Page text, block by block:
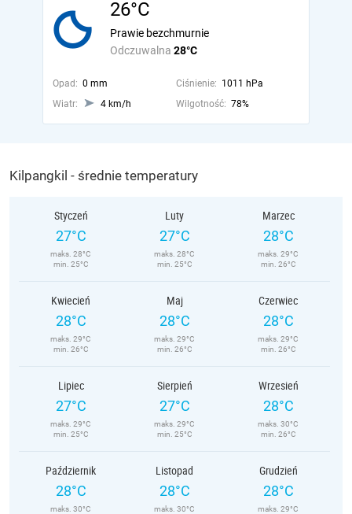
26°C
Odczuwalna 28°C
Prawie bezchmurnie
Opad: 0 mm Ciśnienie: 1011 hPa
Wiatr:
4 km/h Wilgotność: 78%
Kilpangkil - średnie temperatury
Styczeń
27°C
maks. 28°C
min. 25°C
Luty
27°C
maks. 28°C
min. 25°C
Marzec
28°C
maks. 29°C
min. 26°C
Kwiecień
28°C
maks. 29°C
min. 26°C
Maj
28°C
maks. 29°C
min. 26°C
Czerwiec
28°C
maks. 29°C
min. 26°C
Lipiec
27°C
maks. 29°C
min. 25°C
Sierpień
27°C
maks. 29°C
min. 25°C
Wrzesień
28°C
maks. 30°C
min. 26°C
Październik
28°C
maks. 30°C
Listopad
28°C
maks. 30°C
Grudzień
28°C
maks. 29°C